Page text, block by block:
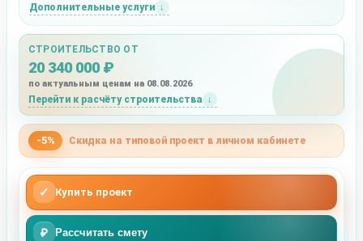
Дополнительные услуги
СТРОИТЕЛЬСТВО ОТ
20 340 000 ₽
по актуальным ценам на 08.08.2026
Перейти к расчёту строительства
-5% Скидка на типовой проект в личном кабинете
✓ Купить проект
₽ Рассчитать смету